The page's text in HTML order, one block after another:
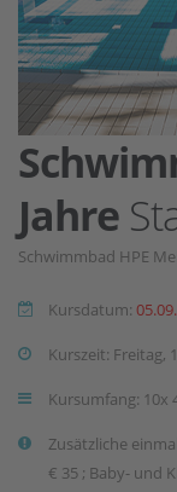
Jahre
Schwimmbad HPE
Kursdatum:
Kurszeit: Freitag,
Kursumfang: 10x
Zusätzliche
€ 35 ; Baby- und